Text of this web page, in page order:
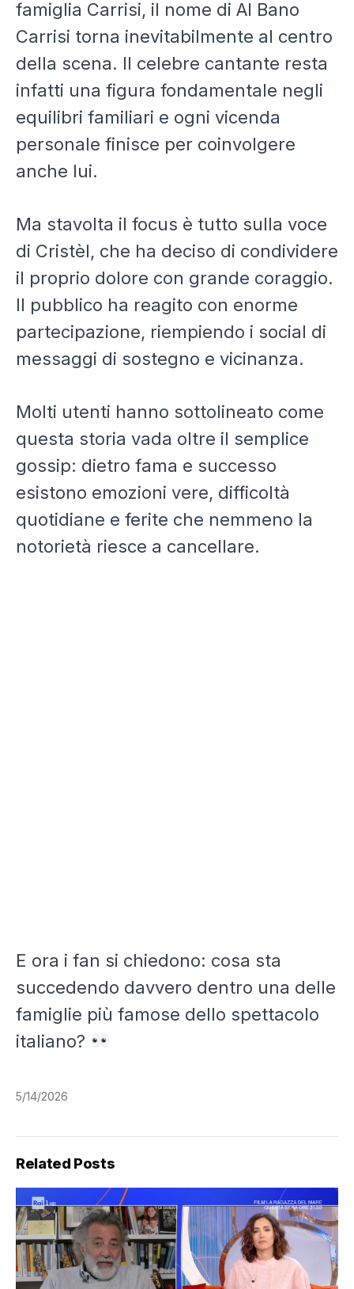
famiglia Carrisi, il nome di Al Bano
Carrisi torna inevitabilmente al centro
della scena. Il celebre cantante resta
infatti una figura fondamentale negli
equilibri familiari e ogni vicenda
personale finisce per coinvolgere
anche lui.
Ma stavolta il focus è tutto sulla voce
di Cristèl, che ha deciso di condividere
il proprio dolore con grande coraggio.
Il pubblico ha reagito con enorme
partecipazione, riempiendo i social di
messaggi di sostegno e vicinanza.
Molti utenti hanno sottolineato come
questa storia vada oltre il semplice
gossip: dietro fama e successo
esistono emozioni vere, difficoltà
quotidiane e ferite che nemmeno la
notorietà riesce a cancellare.
E ora i fan si chiedono: cosa sta
succedendo davvero dentro una delle
famiglie più famose dello spettacolo
italiano?
5/14/2026
Related Posts